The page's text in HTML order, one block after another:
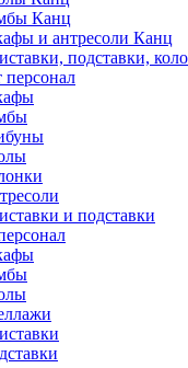
Канц
и антресоли Канц
подставки,
и подставки